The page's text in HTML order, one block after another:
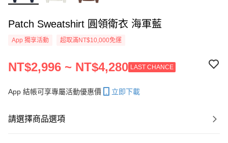
Patch Sweatshirt 圓領衛衣 海軍藍
App 獨享活動 超取滿NT$10,000免運
NT$2,996 ~ NT$4,280 LAST CHANCE
App 結帳可享專屬活動優惠價 立即下載
請選擇商品選項